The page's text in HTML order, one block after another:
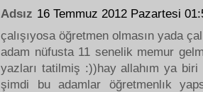
Adsız 16 Temmuz 2012 Pazartesi
çalışıyosa öğretmen olmasın yada
adam nüfusta 11 senelik memur
yazları tatilmiş :))hay allahım ya
şimdi bu adamlar öğretmenlık